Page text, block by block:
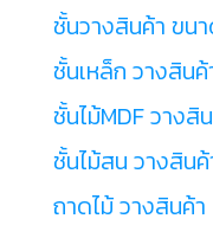
ชั้นวางสินค้า ขน
ชั้นเหล็ก วางสินค้
ชั้นไม้MDF วางสิ
ชั้นไม้สน วางสินค้
ถาดไม้ วางสินค้า